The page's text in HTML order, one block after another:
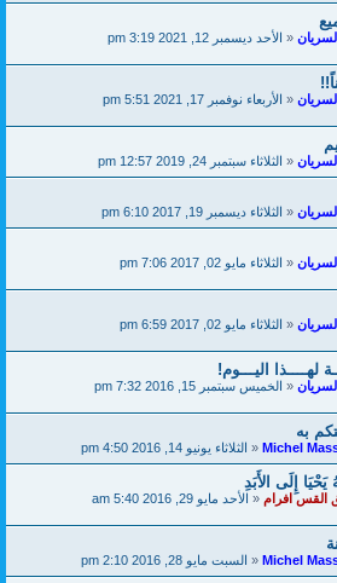
«الأحد ديسمبر 12, 2021 3:19 pm
«الأربعاء نوفمبر 17, 2021 5:51 pm
«الثلاثاء سبتمبر 24, 2019 12:57 pm
«الثلاثاء ديسمبر 19, 2017 6:10 pm
«الثلاثاء مايو 02, 2017 7:06 pm
«الثلاثاء مايو 02, 2017 6:59 pm
لهــــذا اليـــوم!
«الخميس سبتمبر 15, 2016 7:32 pm
به
Michel
«الثلاثاء يونيو 14, 2016 4:50 pm
إِلَى الأَبَدِ
افرام«الأحد مايو 29, 2016 5:40 am
Michel
«السبت مايو 28, 2016 2:10 pm